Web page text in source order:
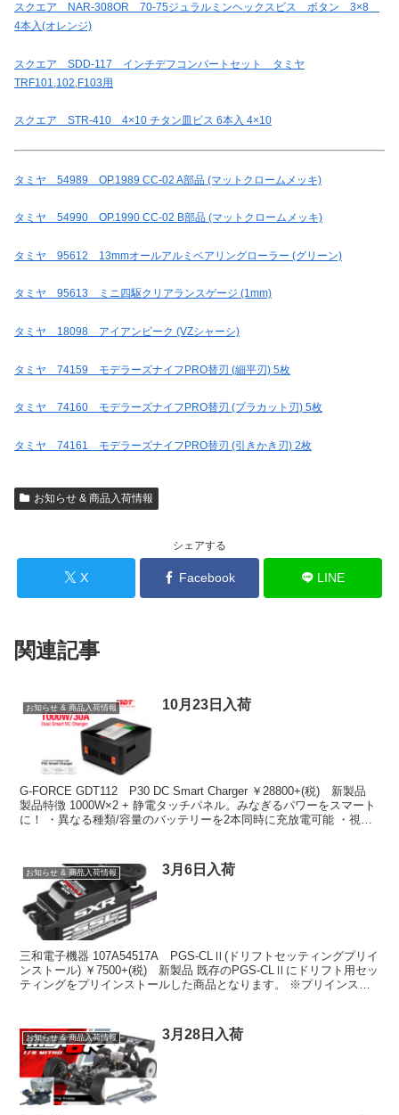
スクエア NAR-308OR 70-75ジュラルミンヘックスビス ボタン 3×8
4本入(オレンジ)
スクエア SDD-117 インチデフコンバートセット タミヤ
TRF101,102,F103用
スクエア STR-410 4×10 チタン皿ビス 6本入 4×10
タミヤ 54989 OP.1989 CC-02 A部品 (マットクロームメッキ)
タミヤ 54990 OP.1990 CC-02 B部品 (マットクロームメッキ)
タミヤ 95612 13mmオールアルミベアリングローラー (グリーン)
タミヤ 95613 ミニ四駆クリアランスゲージ (1mm)
タミヤ 18098 アイアンビーク (VZシャーシ)
タミヤ 74159 モデラーズナイフPRO替刃 (細平刃) 5枚
タミヤ 74160 モデラーズナイフPRO替刃 (プラカット刃) 5枚
タミヤ 74161 モデラーズナイフPRO替刃 (引きかき刃) 2枚
お知らせ & 商品入荷情報
シェアする
X Facebook LINE
関連記事
お知らせ & 商品入荷情報 10月23日入荷
G-FORCE GDT112 P30 DC Smart Charger ￥28800+(税) 新製品
製品特徴 1000W×2 + 静電タッチパネル。みなぎるパワーをスマート
に！ ・異なる種類/容量のバッテリーを2本同時に充放電可能 ・視
お知らせ & 商品入荷情報 3月6日入荷
三和電子機器 107A54517A PGS-CLⅡ(ドリフトセッティングプリイ
ンストール) ￥7500+(税) 新製品 既存のPGS-CLⅡにドリフト用セッ
ティングをプリインストールした商品となります。 ※プリインスト
お知らせ & 商品入荷情報 3月28日入荷